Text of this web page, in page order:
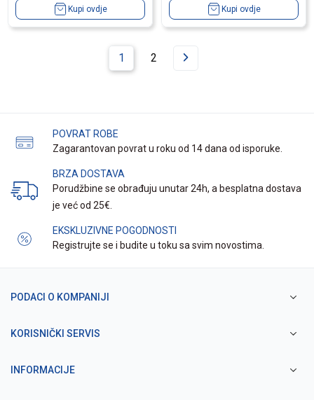
Kupi ovdje Kupi ovdje
1 2
POVRAT ROBE
Zagarantovan povrat u roku od 14 dana od isporuke.
BRZA DOSTAVA
Porudžbine se obrađuju unutar 24h, a besplatna dostava
je već od 25€.
EKSKLUZIVNE POGODNOSTI
Registrujte se i budite u toku sa svim novostima.
PODACI O KOMPANIJI
KORISNIČKI SERVIS
INFORMACIJE